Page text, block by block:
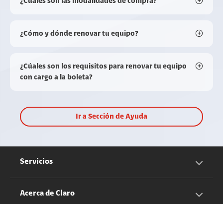
¿Cómo y dónde renovar tu equipo?
¿Cúales son los requisitos para renovar tu equipo
con cargo a la boleta?
Ir a Sección de Ayuda
Servicios
Servicios Móviles
Acerca de Claro